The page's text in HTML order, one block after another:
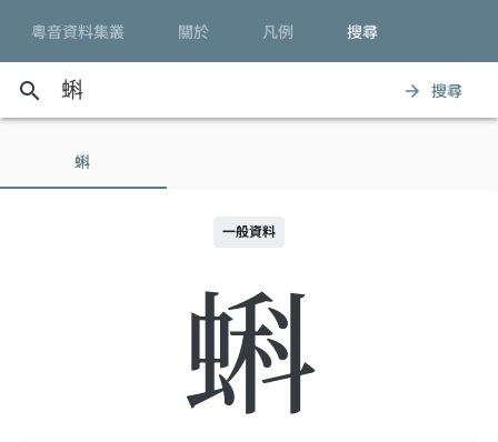
粵音資料集叢 關於 凡例 搜尋
search arrow_forward 搜尋
蝌
一般資料
蝌